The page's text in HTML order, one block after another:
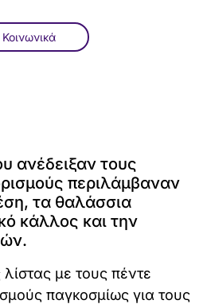
Κοινωνικά
ανέδειξαν τους
περιλάμβαναν
τα θαλάσσια
κάλλος και την
με τους πέντε
παγκοσμίως για τους